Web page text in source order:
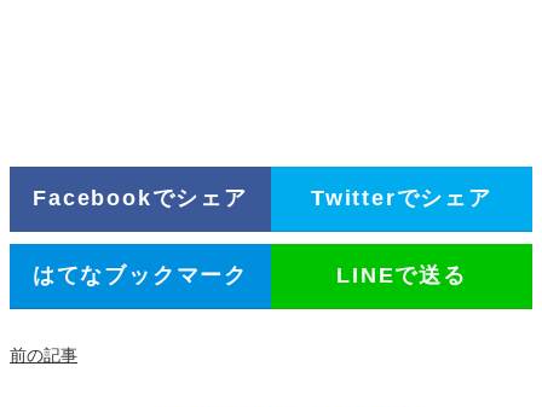
Facebookでシェア Twitterでシェア
はてなブックマーク LINEで送る
前の記事